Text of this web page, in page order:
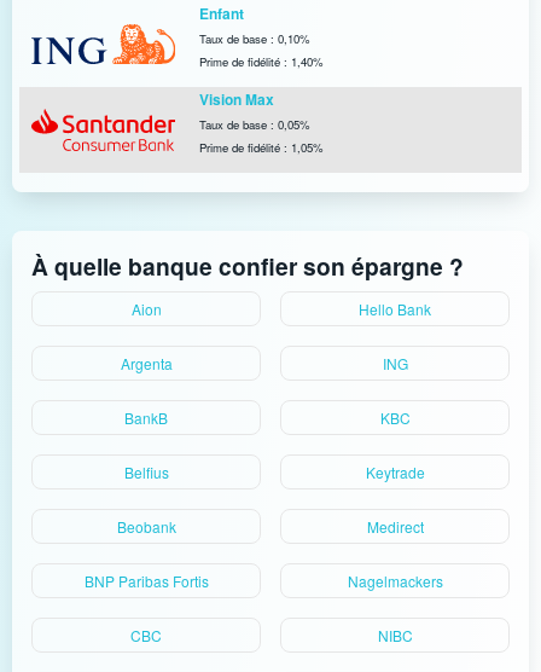
Enfant
Taux de base : 0,10%
Prime de fidélité : 1,40%
Vision Max
Taux de base : 0,05%
Prime de fidélité : 1,05%
À quelle banque confier son épargne ?
Aion
Argenta
BankB
Belfius
Beobank
BNP Paribas Fortis
CBC
Hello Bank
ING
KBC
Keytrade
Medirect
Nagelmackers
NIBC